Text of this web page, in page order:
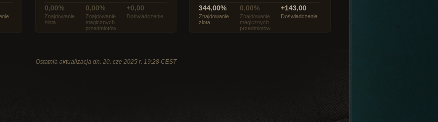
0,00%
Znajdowanie
złota
0,00%
Znajdowanie
magicznych
przedmiotów
+0,00
Doświadczenie
344,00%
Znajdowanie
złota
0,00%
Znajdowanie
magicznych
przedmiotów
+143,00
Doświadczenie
Ostatnia aktualizacja dn. 20. cze 2025 r. 19:28 CEST